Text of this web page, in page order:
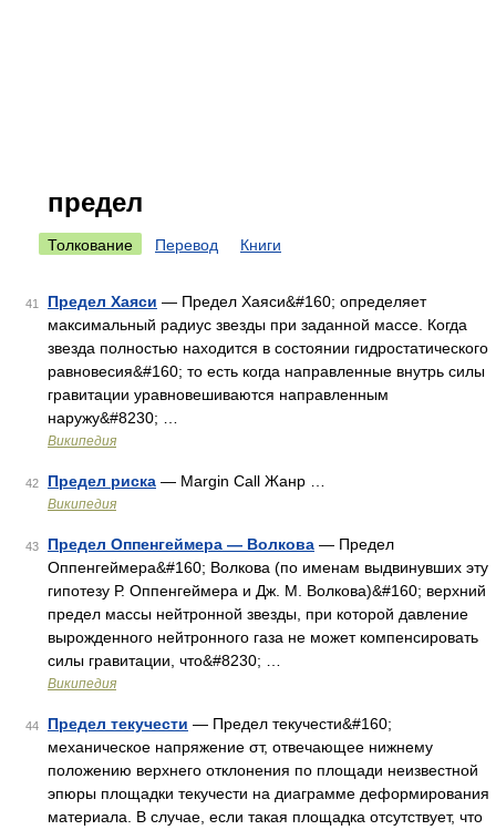
предел
Толкование Перевод Книги
41 Предел Хаяси — Предел Хаяcи&#160; определяет
максимальный радиус звезды при заданной массе. Когда
звезда полностью находится в состоянии гидростатического
равновесия&#160; то есть когда направленные внутрь силы
гравитации уравновешиваются направленным
наружу&#8230; …
Википедия
42 Предел риска — Margin Call Жанр …
Википедия
43 Предел Оппенгеймера — Волкова — Предел
Оппенгеймера&#160; Волкова (по именам выдвинувших эту
гипотезу Р. Оппенгеймера и Дж. М. Волкова)&#160; верхний
предел массы нейтронной звезды, при которой давление
вырожденного нейтронного газа не может компенсировать
силы гравитации, что&#8230; …
Википедия
44 Предел текучести — Предел текучести&#160;
механическое напряжение σт, отвечающее нижнему
положению верхнего отклонения по площади неизвестной
эпюры площадки текучести на диаграмме деформирования
материала. В случае, если такая площадка отсутствует, что